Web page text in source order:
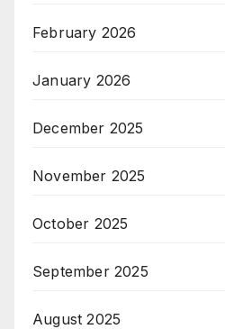
February 2026
January 2026
December 2025
November 2025
October 2025
September 2025
August 2025